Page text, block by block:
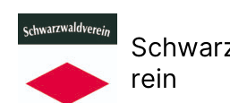
Zum
Inhalt
rein